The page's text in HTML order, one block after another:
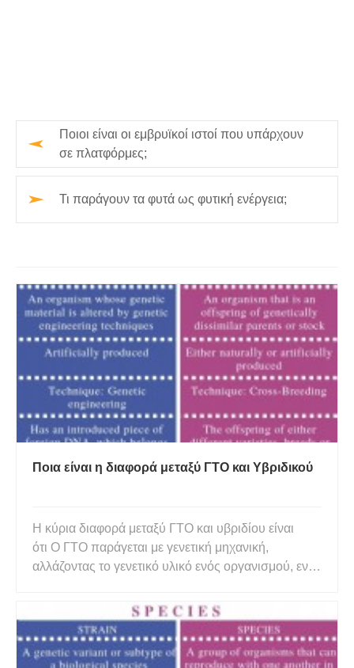
Ποιοι είναι οι εμβρυϊκοί ιστοί που υπάρχουν
σε πλατφόρμες;
Τι παράγουν τα φυτά ως φυτική ενέργεια;
Ποια είναι η διαφορά μεταξύ ΓΤΟ και Υβριδικού
Η κύρια διαφορά μεταξύ ΓΤΟ και υβριδίου είναι
ότι Ο ΓΤΟ παράγεται με γενετική μηχανική,
αλλάζοντας το γενετικό υλικό ενός οργανισμού, ενώ
ποικιλιών μέσω τεχνητού ζευγαρώματος .
Επιπλέον, ένας ΓΤΟ έχει ένα ξένο κομμάτι DNA
που εισάγεται στο γονιδίωμα υπό εργασ